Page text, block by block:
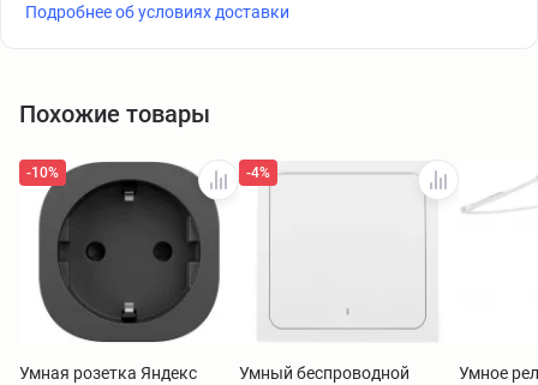
Подробнее об условиях доставки
Похожие товары
-10%
Умная розетка Яндекс
-4%
Умный беспроводной
Умное